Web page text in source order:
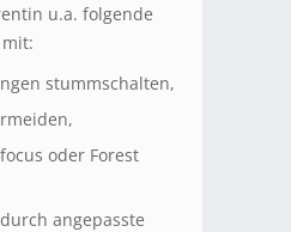
u.a. folgende
mit:
stummschalten,
oder Forest
angepasste